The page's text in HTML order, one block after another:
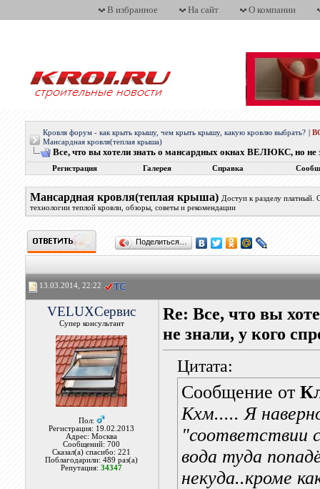
В избранное На сайт О компании
Кровля форум - как крыть крышу, чем крыть крышу, какую кровлю выбрать?
Мансардная кровля(теплая крыша)
Все, что вы хотели знать о мансардных окнах ВЕЛЮКС, но не
Регистрация Галерея Справка
Мансардная кровля(теплая крыша) Доступ к разделу
технологии теплой кровли, обзоры, советы и рекомендации
Поделиться…
13.03.2014, 22:22
VELUXСервис
Супер консультант
Пол:
Регистрация: 19.02.2013
Адрес: Москва
Сообщений: 700
Сказал(а) спасибо: 221
Поблагодарили: 489 раз(а)
Репутация:34347
Re: Все, что вы
не знали, у кого
Цитата:
Сообщение от
Кхм..... Я
"соответствии
вода туда
некуда..кроме